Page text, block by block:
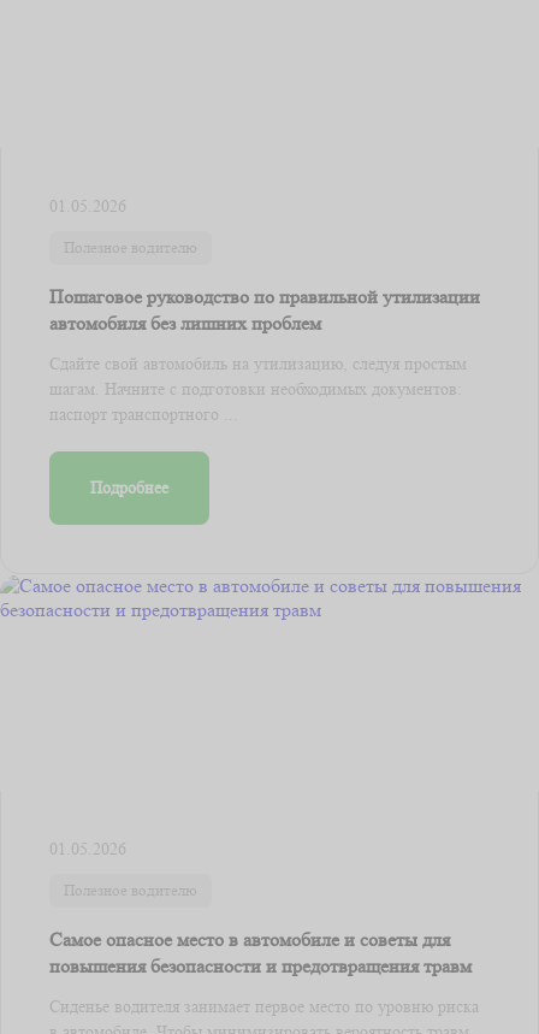
01.05.2026
Полезное водителю
Пошаговое руководство по правильной утилизации
автомобиля без лишних проблем
Сдайте свой автомобиль на утилизацию, следуя простым
шагам. Начните с подготовки необходимых документов:
паспорт транспортного ...
Подробнее
01.05.2026
Полезное водителю
Самое опасное место в автомобиле и советы для
повышения безопасности и предотвращения травм
Сиденье водителя занимает первое место по уровню риска